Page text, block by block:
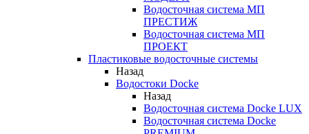
Водосточная система МП
ПРЕСТИЖ
Водосточная система МП
ПРОЕКТ
Пластиковые водосточные системы
Назад
Водостоки Docke
Назад
Водосточная система Docke LUX
Водосточная система Docke